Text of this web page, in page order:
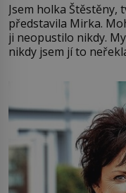
Jsem holka Štěstěny,
představila Mirka.
ji neopustilo nikdy.
nikdy jsem jí to
Jsme spolu moc rádi